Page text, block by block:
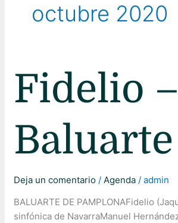
octubre 2020
Fidelio –
Baluarte
Deja un comentario /Agenda /admin
BALUARTE DE PAMPLONAFidelio
sinfónica de NavarraManuel
Baluarte